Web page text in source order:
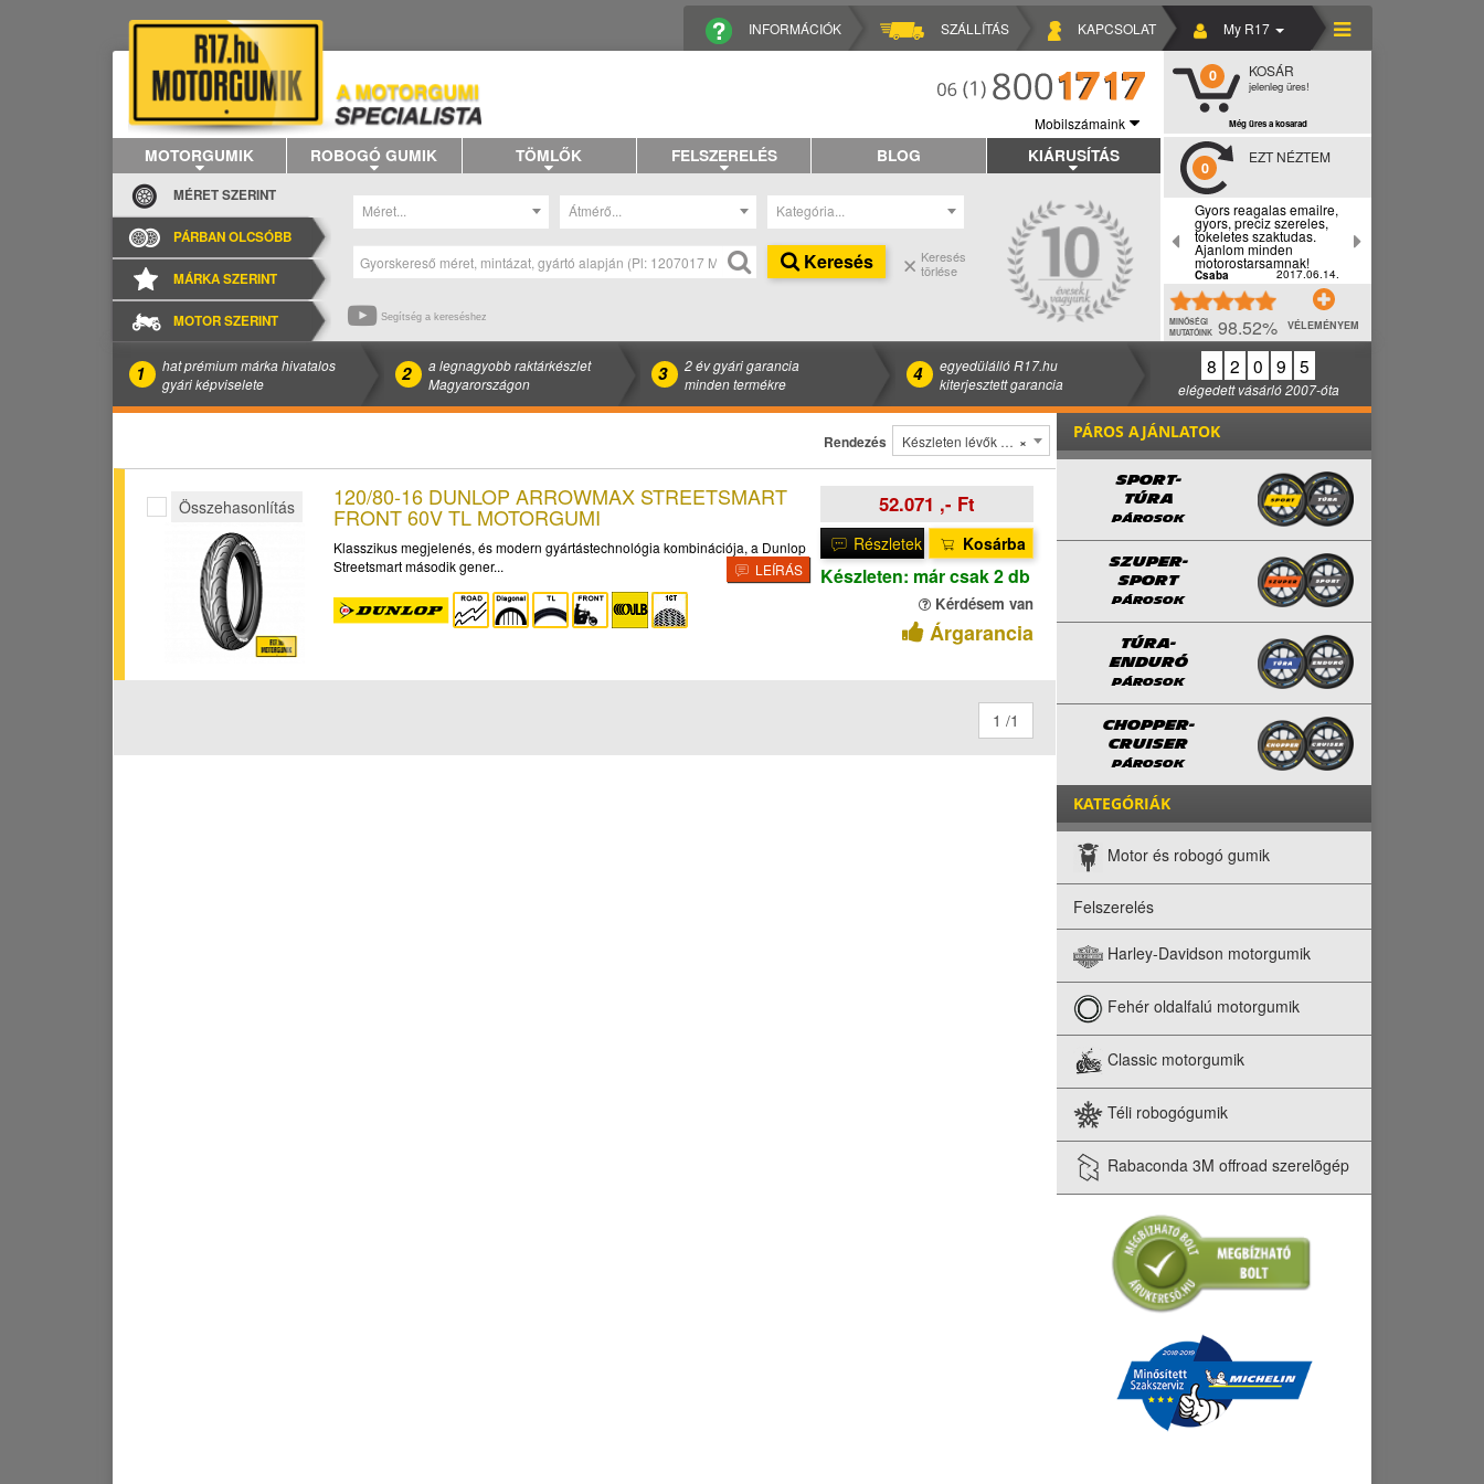
INFORMÁCIÓK SZÁLLÍTÁS KAPCSOLAT My R17
Mobilszámaink
MOTORGUMIK ROBOGÓ GUMIK TÖMLŐK FELSZERELÉS BLOG KIÁRUSÍTÁS
MÉRET SZERINT
PÁRBAN OLCSÓBB
MÁRKA SZERINT
MOTOR SZERINT
Méret... Átmérő... Kategória...
Keresés
Keresés
törlése
Segítség a kereséshez
0 KOSÁR
jelenleg üres!
Még üres a kosarad
0
EZT NÉZTEM
Gyors reagalas emailre,
gyors, preciz szereles,
tokeletes szaktudas.
Ajanlom minden
motorostarsamnak!
Csaba 2017.06.14.
MINŐSÉGI
MUTATÓINK 98.52% VÉLEMÉNYEM
1
hat prémium márka hivatalos
gyári képviselete
2
a legnagyobb raktárkészlet
Magyarországon
3
2 év gyári garancia
minden termékre
4
egyedülálló R17.hu
kiterjesztett garancia
8 2 0 9 5
elégedett vásárló 2007-óta
Rendezés ×
Készleten lévők elöl
Összehasonlítás 120/80-16 DUNLOP ARROWMAX STREETSMART
FRONT 60V TL MOTORGUMI
Klasszikus megjelenés, és modern gyártástechnológia kombinációja, a Dunlop
Streetsmart második gener...
LEÍRÁS
52.071 ,- Ft
Részletek Kosárba
Készleten: már csak 2 db
Kérdésem van
Árgarancia
1 /1
PÁROS AJÁNLATOK
SPORT-
TÚRA
PÁROSOK
SZUPER-
SPORT
PÁROSOK
TÚRA-
ENDURÓ
PÁROSOK
CHOPPER-
CRUISER
PÁROSOK
KATEGÓRIÁK
Motor és robogó gumik
Felszerelés
Harley-Davidson motorgumik
Fehér oldalfalú motorgumik
Classic motorgumik
Téli robogógumik
Rabaconda 3M offroad szerelõgép